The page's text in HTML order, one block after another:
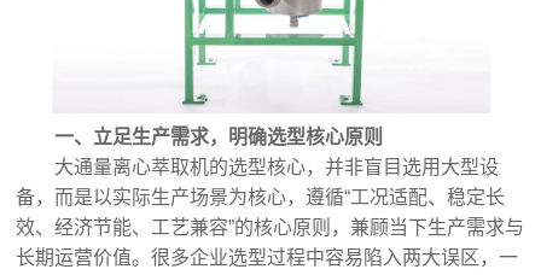
一、立足生产需求，明确选型核心原则
大通量离心萃取机的选型核心，并非盲目选用大型设
备，而是以实际生产场景为核心，遵循“工况适配、稳定长
效、经济节能、工艺兼容”的核心原则，兼顾当下生产需求与
长期运营价值。很多企业选型过程中容易陷入两大误区，一